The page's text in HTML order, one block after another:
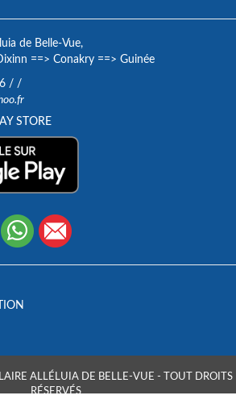
de Belle-Vue,
==> Conakry ==> Guinée
/ /
STORE
ALLÉLUIA DE BELLE-VUE - TOUT DROITS
RÉSERVÉS